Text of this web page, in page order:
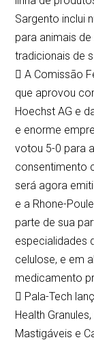
Sargento inclui
para animais
tradicionais de
 A Comissão
que aprovou
Hoechst AG e
e enorme
votou 5-0 para
consentimento
será agora
e a Rhone-
parte de sua
especialidades
celulose, e em
medicamento
 Pala-Tech
Health
Mastigáveis e